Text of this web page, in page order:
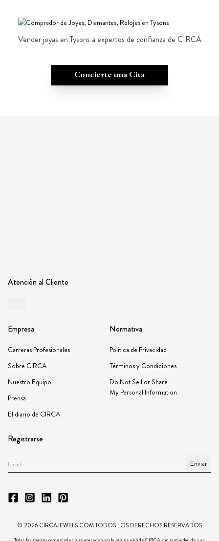
Vender joyas en Tysons a expertos de confianza de CIRCA
Concierte una Cita
Atención al Cliente
Empresa
Carreras Profesionales
Sobre CIRCA
Nuestro Equipo
Prensa
El diario de CIRCA
Normativa
Política de Privacidad
Términos y Condiciones
Do Not Sell or Share
My Personal Information
Registrarse
Enviar
© 2026 CIRCAJEWELS.COM TODOS LOS DERECHOS RESERVADOS